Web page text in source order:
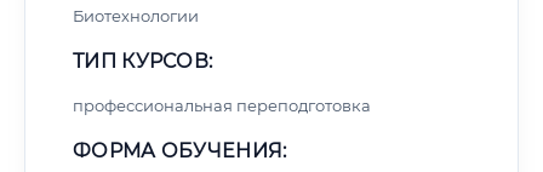
Биотехнологии
ТИП КУРСОВ:
профессиональная переподготовка
ФОРМА ОБУЧЕНИЯ: